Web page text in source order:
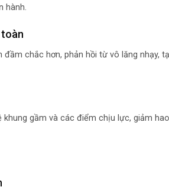
hành.
chắc hơn, phản hồi từ vô lăng nhạy,
gầm và các điểm chịu lực, giảm